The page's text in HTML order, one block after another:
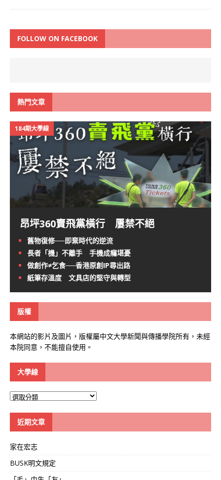
FOLLOW ON FACEBOOK
熱門文章
184期大學線
昂坪360賣飛黨橫行 屢禁不絕
舊物復修──即棄時代的逆流
長者「機」不離手 手機成癮堪憂
做創作≠乞食──香港原創IP尋出路
紙筆存溫度 文具店的堅守與轉型
版權
本網站的影片及圖片，版權屬中文大學新聞與傳播學院所有，未經
本院同意，不能擅自使用。
大學線
大
近期文章
家在宏志
BUSK明文規定